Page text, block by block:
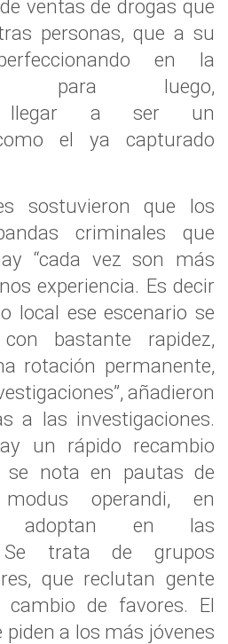
ventas de drogas que
personas, que a su
en la
para luego,
llegar a ser un
el ya capturado
sostuvieron que los
criminales que
“cada vez son más
experiencia. Es decir
local ese escenario se
bastante rapidez,
rotación permanente,
añadieron
a las investigaciones.
un rápido recambio
se nota en pautas de
operandi, en
adoptan en las
Se trata de grupos
que reclutan gente
de favores. El
piden a los más jóvenes